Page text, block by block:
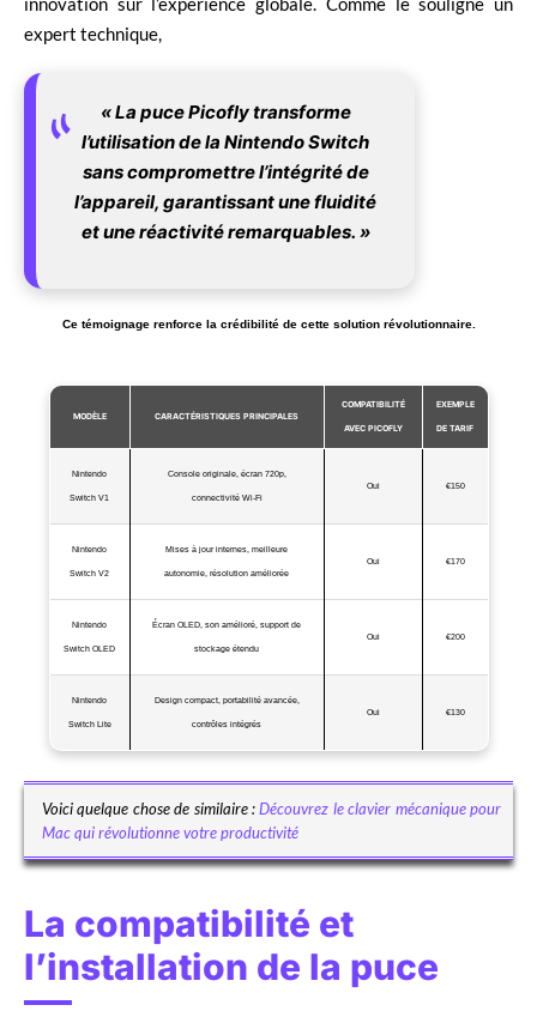
expert technique,
« La puce Picofly transforme
l’utilisation de la Nintendo Switch
sans compromettre l’intégrité de
l’appareil, garantissant une fluidité
et une réactivité remarquables. »
Ce témoignage renforce la crédibilité de cette solution révolutionnaire.
MODÈLE CARACTÉRISTIQUES PRINCIPALES
COMPATIBILITÉ
AVEC PICOFLY
EXEMPLE
DE TARIF
Nintendo
Switch V1
Console originale, écran 720p,
connectivité Wi-Fi
Oui €150
Nintendo
Switch V2
Mises à jour internes, meilleure
autonomie, résolution améliorée
Oui €170
Nintendo
Switch OLED
Écran OLED, son amélioré, support de
stockage étendu
Oui €200
Nintendo
Switch Lite
Design compact, portabilité avancée,
contrôles intégrés
Oui €130
Voici quelque chose de similaire :Découvrez le clavier mécanique pour
Mac qui révolutionne votre productivité
La compatibilité et
l’installation de la puce